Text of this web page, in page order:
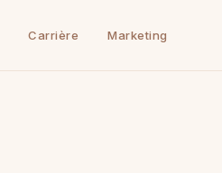
Carrière Marketing